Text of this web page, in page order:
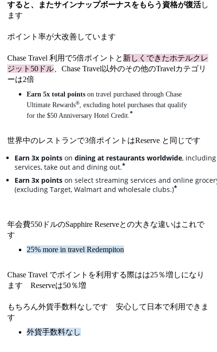
すると、またサインナップボーナスをもらう資格が復活し
ます
ポイント率が大改善しています
Chase Travel 利用で5倍ポイントと 新しくできたホテルクレ
ジット50ドル 、Chase Travel以外のその他のTravelカテゴリ
ーは2倍
Earn 5x total points on travel purchased through Chase
Ultimate Rewards®, excluding hotel purchases that qualify
for the $50 Anniversary Hotel Credit.*
世界中のレストランで3倍ポイントはReserve と同じです
Earn 3x points on dining at restaurants worldwide,
services, take out and dining out.*
Opens Offer Details Overlay
Earn 3x points on select streaming services and online
(excluding Target, Walmart and wholesale clubs.)*
年会費550ドルのSapphire Reserveとの大きな違いはこれで
す
25% more in travel Redempiton
Chase Travel でポイントを利用する際はは25％増しになり
ます Reserveは50％増
もちろん外貨手数料なしです 安心して日本で利用できま
す
外貨手数料なし